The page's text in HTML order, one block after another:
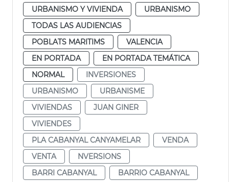
URBANISMO Y VIVIENDA
URBANISMO
TODAS LAS AUDIENCIAS
POBLATS MARITIMS
VALENCIA
EN PORTADA
EN PORTADA TEMÁTICA
NORMAL
INVERSIONES
URBANISMO
URBANISME
VIVIENDAS
JUAN GINER
VIVIENDES
PLA CABANYAL CANYAMELAR
VENDA
VENTA
NVERSIONS
BARRI CABANYAL
BARRIO CABANYAL